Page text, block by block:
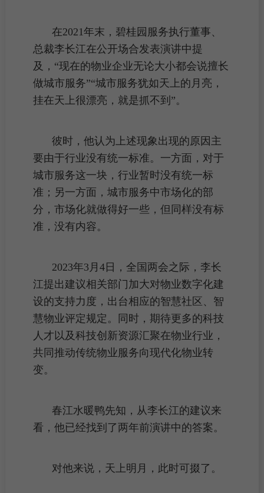
在2021年末，碧桂园服务执行董事、
总裁李长江在公开场合发表演讲中提
及，“现在的物业企业无论大小都会说擅长
做城市服务”“城市服务犹如天上的月亮，
挂在天上很漂亮，就是抓不到”。
彼时，他认为上述现象出现的原因主
要由于行业没有统一标准。一方面，对于
城市服务这一块，行业暂时没有统一标
准；另一方面，城市服务中市场化的部
分，市场化就做得好一些，但同样没有标
准，没有内容。
2023年3月4日，全国两会之际，李长
江提出建议相关部门加大对物业数字化建
设的支持力度，出台相应的智慧社区、智
慧物业评定规定。同时，期待更多的科技
人才以及科技创新资源汇聚在物业行业，
共同推动传统物业服务向现代化物业转
变。
春江水暖鸭先知，从李长江的建议来
看，他已经找到了两年前演讲中的答案。
对他来说，天上明月，此时可掇了。